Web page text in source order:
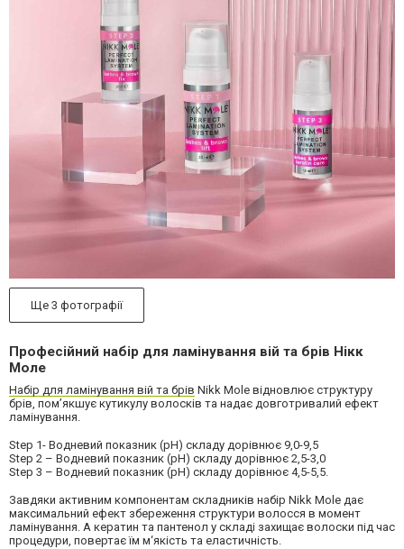
Ще 3 фотографії
Професійний набір для ламінування вій та брів Нікк
Моле
Набір для ламінування вій та брів Nikk Mole відновлює структуру
брів, пом’якшує кутикулу волосків та надає довготривалий ефект
ламінування.
Step 1- Водневий показник (pH) складу дорівнює 9,0-9,5
Step 2 – Водневий показник (pH) складу дорівнює 2,5-3,0
Step 3 – Водневий показник (pH) складу дорівнює 4,5-5,5.
Завдяки активним компонентам складників набір Nikk Mole дає
максимальний ефект збереження структури волосся в момент
ламінування. А кератин та пантенол у складі захищає волоски під час
процедури, повертає їм м‘якість та еластичність.